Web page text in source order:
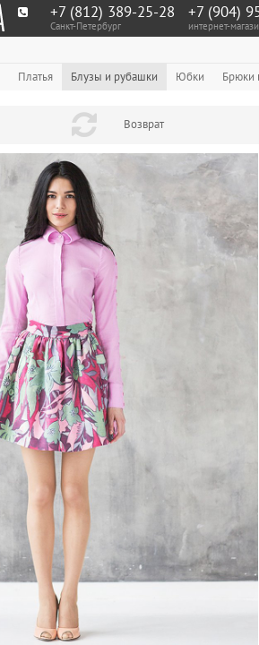
+7 (812) 389-25-28
Санкт-Петербург
+7 (904)
интернет-
Платья Блузы и рубашки Юбки Брюки
Возврат